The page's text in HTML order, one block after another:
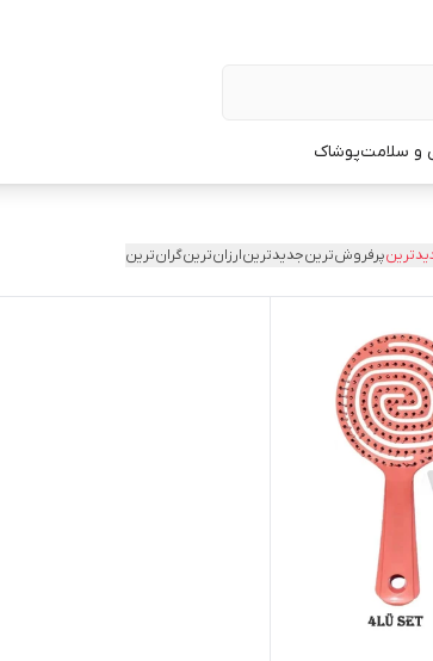
و سلامتپوشاک
پرفروش‌ترینجدیدترینارزان‌ترینگران‌ترین